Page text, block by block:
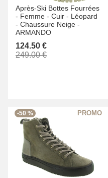
Après-Ski Bottes Fourrées
- Femme - Cuir - Léopard
- Chaussure Neige -
ARMANDO
124.50 €
249.00 €
-50 %